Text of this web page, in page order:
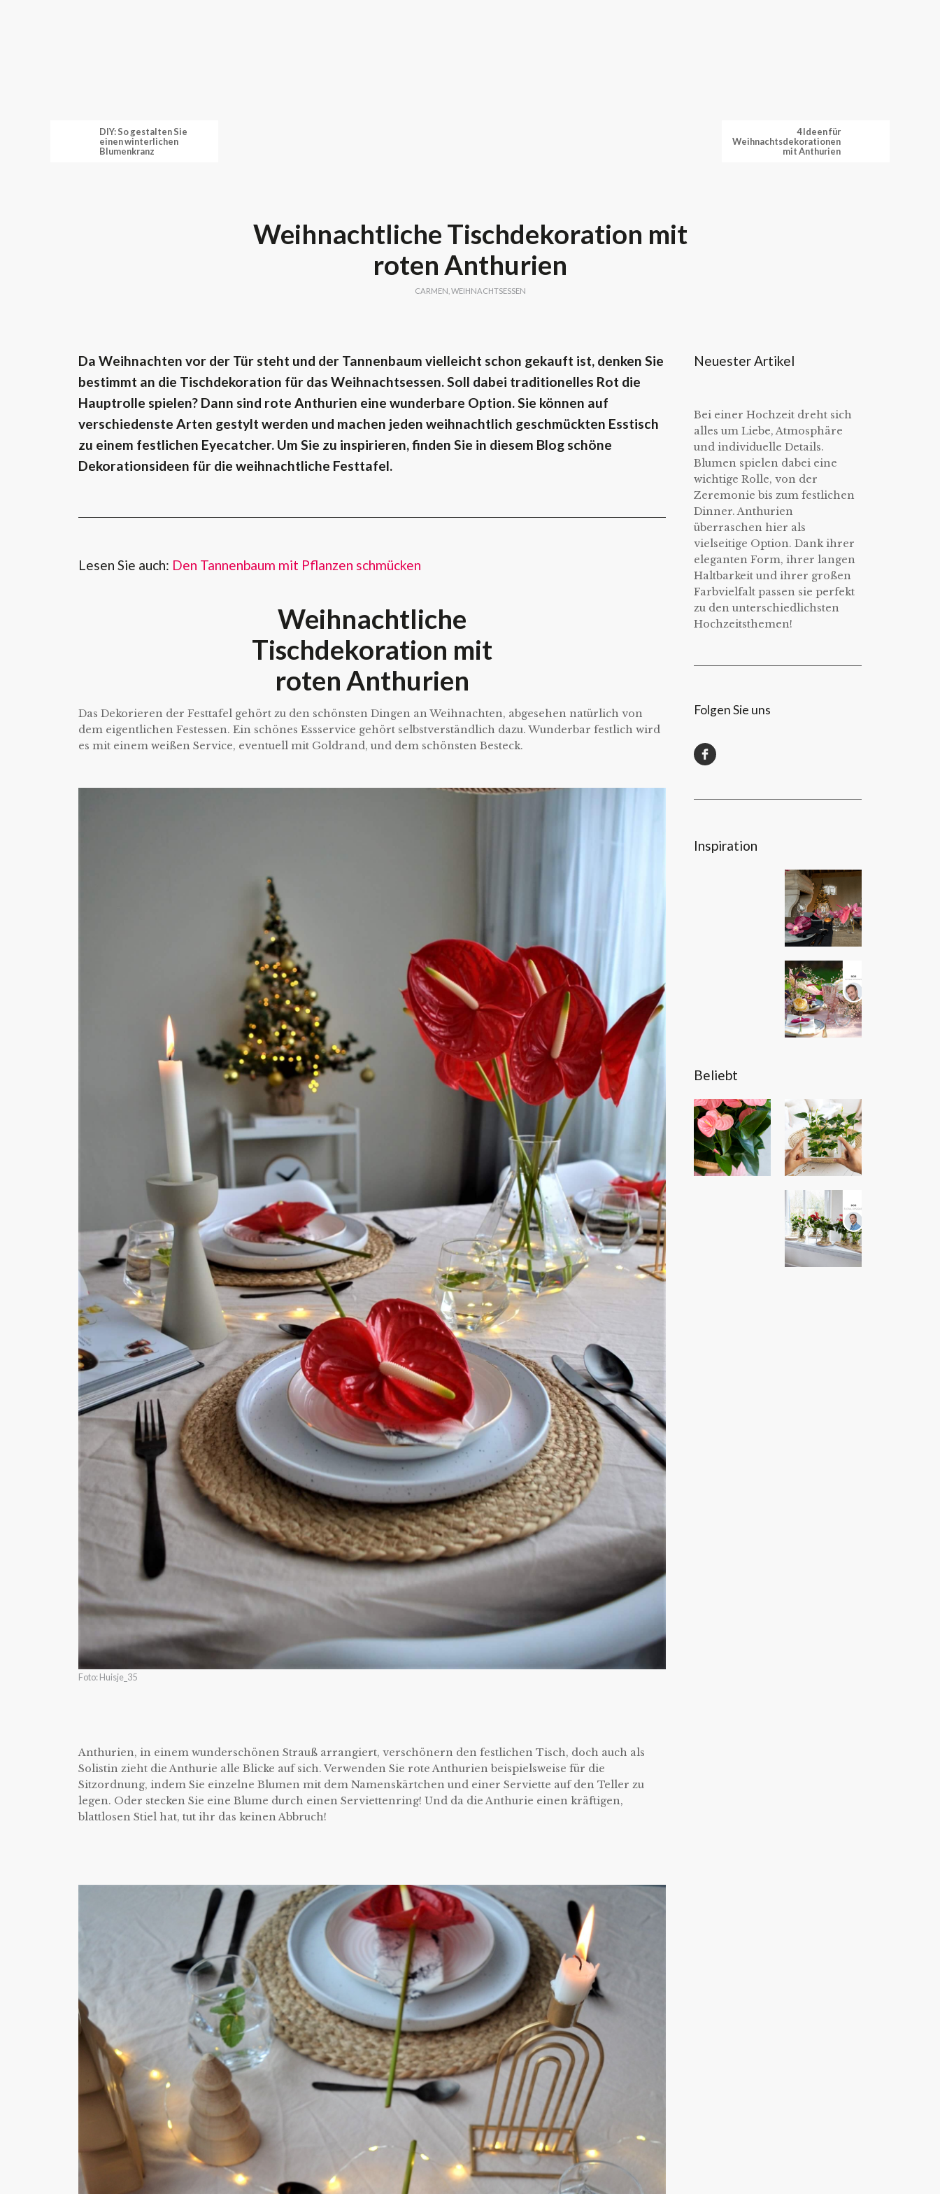
4 Ideen für
Weihnachtsdekorationen
mit Anthurien
DIY: So gestalten Sie
einen winterlichen
Blumenkranz
Weihnachtliche Tischdekoration mit
roten Anthurien
CARMEN WEIHNACHTSESSEN
Da Weihnachten vor der Tür steht und der Tannenbaum vielleicht schon gekauft ist, denken Sie
bestimmt an die Tischdekoration für das Weihnachtsessen. Soll dabei traditionelles Rot die
Hauptrolle spielen? Dann sind rote Anthurien eine wunderbare Option.Sie können auf
verschiedenste Arten gestylt werden und machen jeden weihnachtlich geschmückten Esstisch
zu einem festlichen Eyecatcher. Um Sie zu inspirieren, finden Sie in diesem Blog schöne
Dekorationsideen für die weihnachtliche Festtafel.
Lesen Sie auch: Den Tannenbaum mit Pflanzen schmücken
Weihnachtliche
Tischdekoration mit
roten Anthurien
Das Dekorieren der Festtafel gehört zu den schönsten Dingen an Weihnachten, abgesehen natürlich von
dem eigentlichen Festessen. Ein schönes Essservice gehört selbstverständlich dazu. Wunderbar festlich wird
es mit einem weißen Service, eventuell mit Goldrand, und dem schönsten Besteck.
Foto: Huisje_35
Anthurien, in einem wunderschönen Strauß arrangiert, verschönern den festlichen Tisch, doch auch als
Solistin zieht die Anthurie alle Blicke auf sich. Verwenden Sie rote Anthurien beispielsweise für die
Sitzordnung, indem Sie einzelne Blumen mit dem Namenskärtchen und einer Serviette auf den Teller zu
legen. Oder stecken Sie eine Blume durch einen Serviettenring! Und da die Anthurie einen kräftigen,
blattlosen Stiel hat, tut ihr das keinen Abbruch!
Neuester Artikel
Bei einer Hochzeit dreht sich
alles um Liebe, Atmosphäre
und individuelle Details.
Blumen spielen dabei eine
wichtige Rolle, von der
Zeremonie bis zum festlichen
Dinner. Anthurien
überraschen hier als
vielseitige Option. Dank ihrer
eleganten Form, ihrer langen
Haltbarkeit und ihrer großen
Farbvielfalt passen sie perfekt
zu den unterschiedlichsten
Hochzeitsthemen!
Folgen Sie uns
Inspiration
Beliebt